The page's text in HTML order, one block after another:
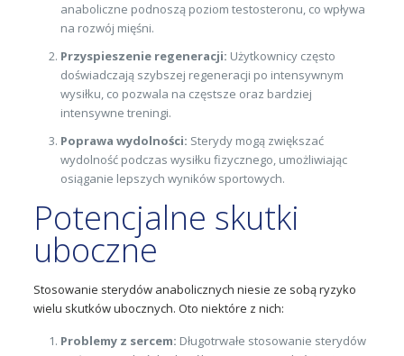
anaboliczne podnoszą poziom testosteronu, co wpływa
na rozwój mięśni.
Przyspieszenie regeneracji: Użytkownicy często
doświadczają szybszej regeneracji po intensywnym
wysiłku, co pozwala na częstsze oraz bardziej
intensywne treningi.
Poprawa wydolności: Sterydy mogą zwiększać
wydolność podczas wysiłku fizycznego, umożliwiając
osiąganie lepszych wyników sportowych.
Potencjalne skutki
uboczne
Stosowanie sterydów anabolicznych niesie ze sobą ryzyko
wielu skutków ubocznych. Oto niektóre z nich:
Problemy z sercem: Długotrwałe stosowanie sterydów